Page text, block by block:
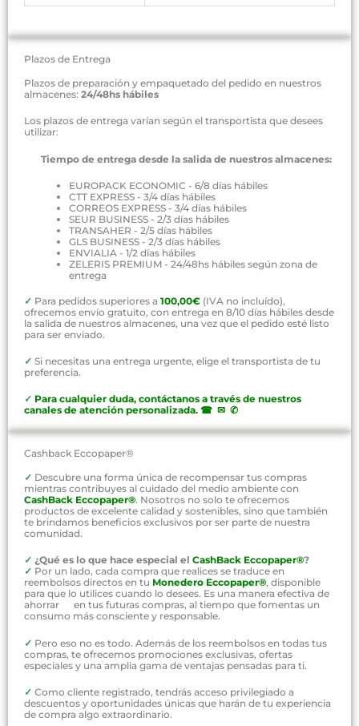
Plazos de Entrega
Plazos de preparación y empaquetado del pedido en nuestros
almacenes: 24/48hs hábiles
Los plazos de entrega varían según el transportista que desees
utilizar:
Tiempo de entrega desde la salida de nuestros almacenes:
EUROPACK ECONOMIC - 6/8 días hábiles
CTT EXPRESS - 3/4 días hábiles
CORREOS EXPRESS - 3/4 días hábiles
SEUR BUSINESS - 2/3 días hábiles
TRANSAHER - 2/5 días hábiles
GLS BUSINESS - 2/3 días hábiles
ENVIALIA - 1/2 días hábiles
ZELERIS PREMIUM - 24/48hs hábiles según zona de
entrega
✓ Para pedidos superiores a 100,00€ (IVA no incluído),
ofrecemos envío gratuito, con entrega en 8/10 días hábiles desde
la salida de nuestros almacenes, una vez que el pedido esté listo
para ser enviado.
✓ Si necesitas una entrega urgente, elige el transportista de tu
preferencia.
✓ Para cualquier duda, contáctanos a través de nuestros
canales de atención personalizada. ☎ ✉ ✆
Cashback Eccopaper®
✓ Descubre una forma única de recompensar tus compras
mientras contribuyes al cuidado del medio ambiente con
CashBack Eccopaper®. Nosotros no solo te ofrecemos
productos de excelente calidad y sostenibles, sino que también
te brindamos beneficios exclusivos por ser parte de nuestra
comunidad.
✓ ¿Qué es lo que hace especial el CashBack Eccopaper®?
✓ Por un lado, cada compra que realices se traduce en
reembolsos directos en tu Monedero Eccopaper®, disponible
para que lo utilices cuando lo desees. Es una manera efectiva de
ahorrar en tus futuras compras, al tiempo que fomentas un
consumo más consciente y responsable.
✓ Pero eso no es todo. Además de los reembolsos en todas tus
compras, te ofrecemos promociones exclusivas, ofertas
especiales y una amplia gama de ventajas pensadas para ti.
✓ Como cliente registrado, tendrás acceso privilegiado a
descuentos y oportunidades únicas que harán de tu experiencia
de compra algo extraordinario.